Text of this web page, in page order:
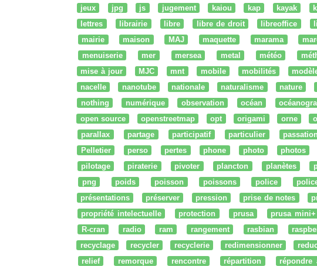
jeux
jpg js jugement kaiou kap kayak
lettres
librairie libre libre de droit libreoffice
mairie
maison MAJ maquette marama
menuiserie
mer mersea metal météo
mise à jour
MJC mnt mobile mobilités
nacelle
nanotube nationale naturalisme nature
nothing
numérique observation océan
open source
openstreetmap opt origami orne
parallax
partage participatif particulier passation
Pelletier
perso pertes phone photo photos
pilotage
piraterie pivoter plancton planètes
png
poids poisson poissons police
présentations
préserver pression prise de notes
propriété intelectuelle
protection prusa prusa mini+
R-cran
radio ram rangement rasbian
recyclage
recycler recyclerie redimensionner
relief
remorque rencontre répartition répondre